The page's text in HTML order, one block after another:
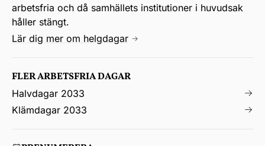
arbetsfria och då samhällets institutioner i huvudsak
håller stängt.
Lär dig mer om helgdagar
FLER ARBETSFRIA DAGAR
Halvdagar 2033
Klämdagar 2033